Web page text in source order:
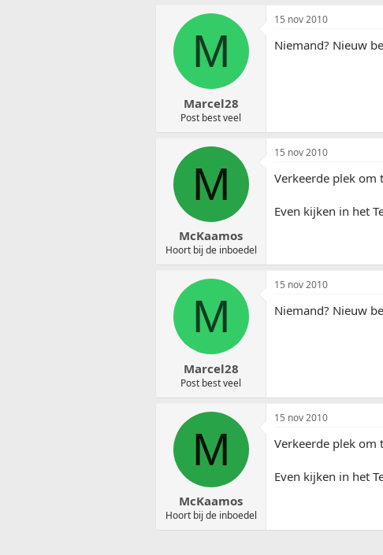
M
Marcel28
Post best veel
15 nov 2010
Niemand? Nieuw
M
McKaamos
Hoort bij de inboedel
15 nov 2010
Verkeerde plek om
Even kijken in het
M
Marcel28
Post best veel
15 nov 2010
Niemand? Nieuw
M
McKaamos
Hoort bij de inboedel
15 nov 2010
Verkeerde plek om
Even kijken in het